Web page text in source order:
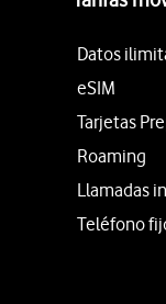
Datos
eSIM
Tarjetas
Roaming
Llamadas
Teléfono